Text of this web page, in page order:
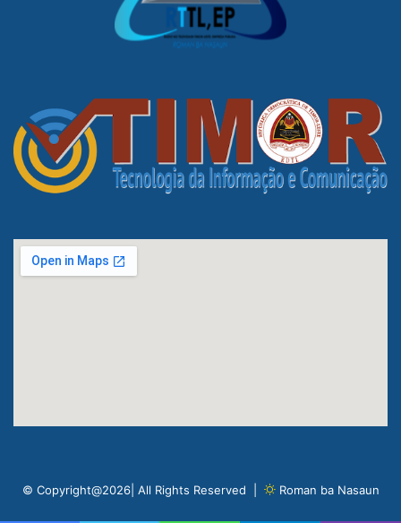
© Copyright@2026| All Rights Reserved | Roman ba Nasaun